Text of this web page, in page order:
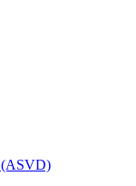
الكتاب المقدس ترجمة فانديك وسميث (ASVD)